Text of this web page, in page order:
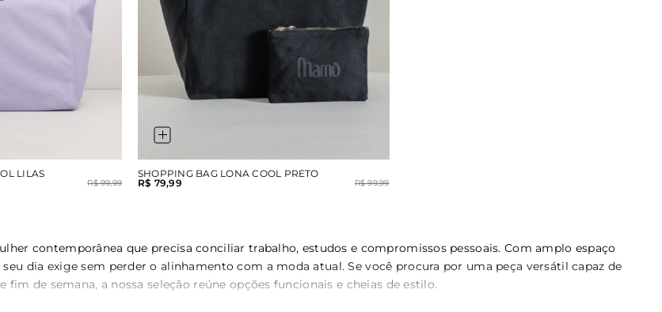
LILAS
R$ 99,99
SHOPPING BAG LONA COOL PRETO
R$ 79,99
R$ 99,99
contemporânea que precisa conciliar trabalho, estudos e compromissos pessoais. Com amplo espaço
dia exige sem perder o alinhamento com a moda atual. Se você procura por uma peça versátil capaz de
de semana, a nossa seleção reúne opções funcionais e cheias de estilo.